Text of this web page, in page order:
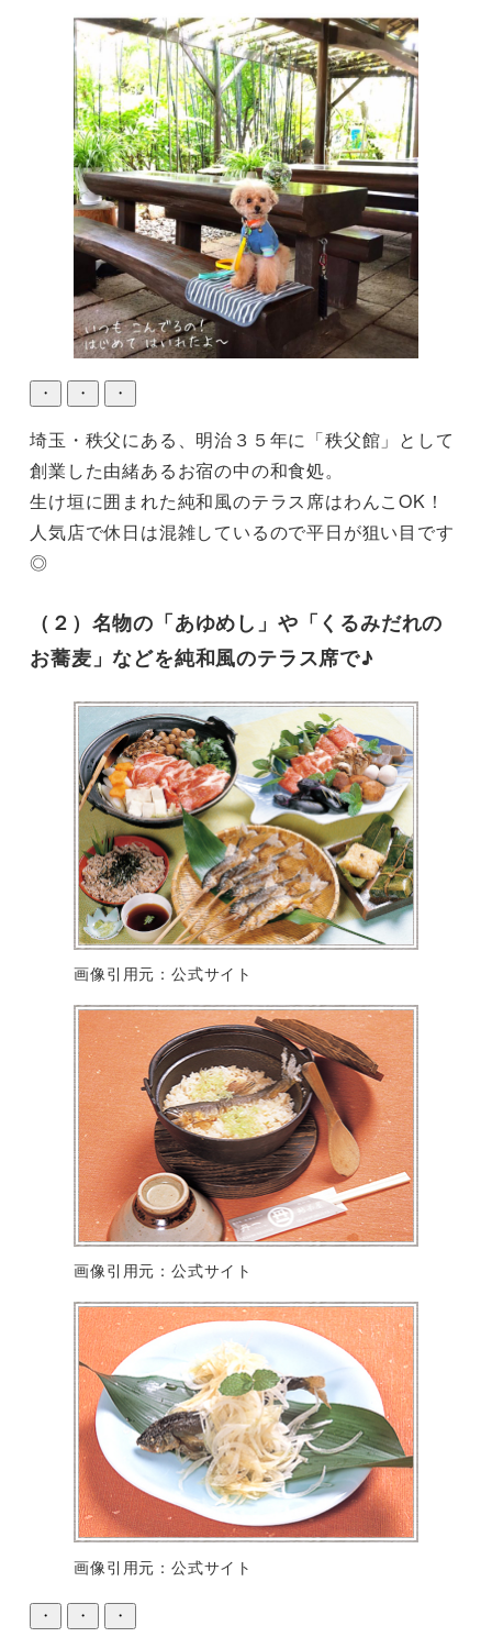
・ ・ ・
埼玉・秩父にある、明治３５年に「秩父館」として
創業した由緒あるお宿の中の和食処。
生け垣に囲まれた純和風のテラス席はわんこOK！
人気店で休日は混雑しているので平日が狙い目です
◎
（２）名物の「あゆめし」や「くるみだれの
お蕎麦」などを純和風のテラス席で♪
画像引用元：公式サイト
画像引用元：公式サイト
画像引用元：公式サイト
・ ・ ・